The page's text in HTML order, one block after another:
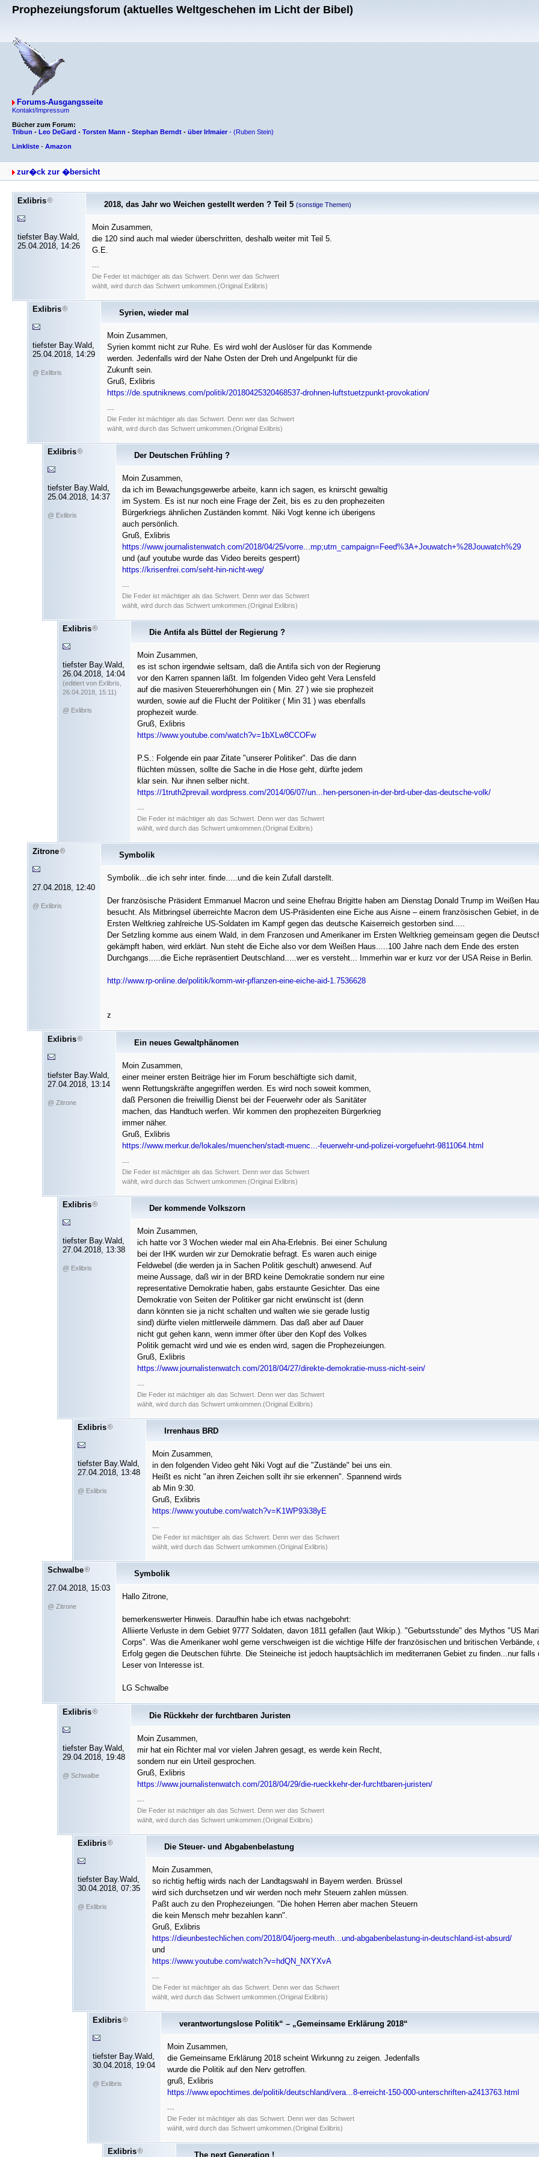
Prophezeiungsforum (aktuelles Weltgeschehen im Licht der Bibel)
Forums-Ausgangsseite
Kontakt/Impressum
Bücher zum Forum:
Tribun - Leo DeGard - Torsten Mann - Stephan Berndt - über Irlmaier - (Ruben Stein)
Linkliste - Amazon
zur�ck zur �bersicht
Exlibris
tiefster Bay.Wald,
25.04.2018, 14:26
2018, das Jahr wo Weichen gestellt werden ? Teil 5 (sonstige Themen)
Moin Zusammen,
die 120 sind auch mal wieder überschritten, deshalb weiter mit Teil 5.
G.E.
---
Die Feder ist mächtiger als das Schwert. Denn wer das Schwert
wählt, wird durch das Schwert umkommen.(Original Exlibris)
Exlibris
tiefster Bay.Wald,
25.04.2018, 14:29
@ Exlibris
Syrien, wieder mal
Moin Zusammen,
Syrien kommt nicht zur Ruhe. Es wird wohl der Auslöser für das Kommende
werden. Jedenfalls wird der Nahe Osten der Dreh und Angelpunkt für die
Zukunft sein.
Gruß, Exlibris
https://de.sputniknews.com/politik/20180425320468537-drohnen-luftstuetzpunkt-provokation/
---
Die Feder ist mächtiger als das Schwert. Denn wer das Schwert
wählt, wird durch das Schwert umkommen.(Original Exlibris)
Exlibris
tiefster Bay.Wald,
25.04.2018, 14:37
@ Exlibris
Der Deutschen Frühling ?
Moin Zusammen,
da ich im Bewachungsgewerbe arbeite, kann ich sagen, es knirscht gewaltig
im System. Es ist nur noch eine Frage der Zeit, bis es zu den prophezeiten
Bürgerkriegs ähnlichen Zuständen kommt. Niki Vogt kenne ich überigens
auch persönlich.
Gruß, Exlibris
https://www.journalistenwatch.com/2018/04/25/vorre...mp;utm_campaign=Feed%3A+Jouwatch+%28Jouwatch%29
und (auf youtube wurde das Video bereits gesperrt)
https://krisenfrei.com/seht-hin-nicht-weg/
---
Die Feder ist mächtiger als das Schwert. Denn wer das Schwert
wählt, wird durch das Schwert umkommen.(Original Exlibris)
Exlibris
tiefster Bay.Wald,
26.04.2018, 14:04
(editiert von Exlibris,
26.04.2018, 15:11)
@ Exlibris
Die Antifa als Büttel der Regierung ?
Moin Zusammen,
es ist schon irgendwie seltsam, daß die Antifa sich von der Regierung
vor den Karren spannen läßt. Im folgenden Video geht Vera Lensfeld
auf die masiven Steuererhöhungen ein ( Min. 27 ) wie sie prophezeit
wurden, sowie auf die Flucht der Politiker ( Min 31 ) was ebenfalls
prophezeit wurde.
Gruß, Exlibris
https://www.youtube.com/watch?v=1bXLw8CCOFw
P.S.: Folgende ein paar Zitate "unserer Politiker". Das die dann
flüchten müssen, sollte die Sache in die Hose geht, dürfte jedem
klar sein. Nur ihnen selber nicht.
https://1truth2prevail.wordpress.com/2014/06/07/un...hen-personen-in-der-brd-uber-das-deutsche-volk/
---
Die Feder ist mächtiger als das Schwert. Denn wer das Schwert
wählt, wird durch das Schwert umkommen.(Original Exlibris)
Zitrone
27.04.2018, 12:40
@ Exlibris
Symbolik
Symbolik...die ich sehr inter. finde.....und die kein Zufall darstellt.
Der französische Präsident Emmanuel Macron und seine Ehefrau Brigitte haben am Dienstag Donald Trump im Weißen
besucht. Als Mitbringsel überreichte Macron dem US-Präsidenten eine Eiche aus Aisne – einem französischen Gebiet, in
Ersten Weltkrieg zahlreiche US-Soldaten im Kampf gegen das deutsche Kaiserreich gestorben sind.....
Der Setzling komme aus einem Wald, in dem Franzosen und Amerikaner im Ersten Weltkrieg gemeinsam gegen die
gekämpft haben, wird erklärt. Nun steht die Eiche also vor dem Weißen Haus.....100 Jahre nach dem Ende des ersten
Durchgangs.....die Eiche repräsentiert Deutschland.....wer es versteht... Immerhin war er kurz vor der USA Reise in Berlin.
http://www.rp-online.de/politik/komm-wir-pflanzen-eine-eiche-aid-1.7536628
z
Exlibris
tiefster Bay.Wald,
27.04.2018, 13:14
@ Zitrone
Ein neues Gewaltphänomen
Moin Zusammen,
einer meiner ersten Beiträge hier im Forum beschäftigte sich damit,
wenn Rettungskräfte angegriffen werden. Es wird noch soweit kommen,
daß Personen die freiwillig Dienst bei der Feuerwehr oder als Sanitäter
machen, das Handtuch werfen. Wir kommen den prophezeiten Bürgerkrieg
immer näher.
Gruß, Exlibris
https://www.merkur.de/lokales/muenchen/stadt-muenc...-feuerwehr-und-polizei-vorgefuehrt-9811064.html
---
Die Feder ist mächtiger als das Schwert. Denn wer das Schwert
wählt, wird durch das Schwert umkommen.(Original Exlibris)
Exlibris
tiefster Bay.Wald,
27.04.2018, 13:38
@ Exlibris
Der kommende Volkszorn
Moin Zusammen,
ich hatte vor 3 Wochen wieder mal ein Aha-Erlebnis. Bei einer Schulung
bei der IHK wurden wir zur Demokratie befragt. Es waren auch einige
Feldwebel (die werden ja in Sachen Politik geschult) anwesend. Auf
meine Aussage, daß wir in der BRD keine Demokratie sondern nur eine
representative Demokratie haben, gabs erstaunte Gesichter. Das eine
Demokratie von Seiten der Politiker gar nicht erwünscht ist (denn
dann könnten sie ja nicht schalten und walten wie sie gerade lustig
sind) dürfte vielen mittlerweile dämmern. Das daß aber auf Dauer
nicht gut gehen kann, wenn immer öfter über den Kopf des Volkes
Politik gemacht wird und wie es enden wird, sagen die Prophezeiungen.
Gruß, Exlibris
https://www.journalistenwatch.com/2018/04/27/direkte-demokratie-muss-nicht-sein/
---
Die Feder ist mächtiger als das Schwert. Denn wer das Schwert
wählt, wird durch das Schwert umkommen.(Original Exlibris)
Exlibris
tiefster Bay.Wald,
27.04.2018, 13:48
@ Exlibris
Irrenhaus BRD
Moin Zusammen,
in den folgenden Video geht Niki Vogt auf die "Zustände" bei uns ein.
Heißt es nicht "an ihren Zeichen sollt ihr sie erkennen". Spannend wirds
ab Min 9:30.
Gruß, Exlibris
https://www.youtube.com/watch?v=K1WP93i38yE
---
Die Feder ist mächtiger als das Schwert. Denn wer das Schwert
wählt, wird durch das Schwert umkommen.(Original Exlibris)
Schwalbe
27.04.2018, 15:03
@ Zitrone
Symbolik
Hallo Zitrone,
bemerkenswerter Hinweis. Daraufhin habe ich etwas nachgebohrt:
Alliierte Verluste in dem Gebiet 9777 Soldaten, davon 1811 gefallen (laut Wikip.). "Geburtsstunde" des Mythos "US
Corps". Was die Amerikaner wohl gerne verschweigen ist die wichtige Hilfe der französischen und britischen Verbände,
Erfolg gegen die Deutschen führte. Die Steineiche ist jedoch hauptsächlich im mediterranen Gebiet zu finden...nur falls
Leser von Interesse ist.
LG Schwalbe
Exlibris
tiefster Bay.Wald,
29.04.2018, 19:48
@ Schwalbe
Die Rückkehr der furchtbaren Juristen
Moin Zusammen,
mir hat ein Richter mal vor vielen Jahren gesagt, es werde kein Recht,
sondern nur ein Urteil gesprochen.
Gruß, Exlibris
https://www.journalistenwatch.com/2018/04/29/die-rueckkehr-der-furchtbaren-juristen/
---
Die Feder ist mächtiger als das Schwert. Denn wer das Schwert
wählt, wird durch das Schwert umkommen.(Original Exlibris)
Exlibris
tiefster Bay.Wald,
30.04.2018, 07:35
@ Exlibris
Die Steuer- und Abgabenbelastung
Moin Zusammen,
so richtig heftig wirds nach der Landtagswahl in Bayern werden. Brüssel
wird sich durchsetzen und wir werden noch mehr Steuern zahlen müssen.
Paßt auch zu den Prophezeiungen. "Die hohen Herren aber machen Steuern
die kein Mensch mehr bezahlen kann".
Gruß, Exlibris
https://dieunbestechlichen.com/2018/04/joerg-meuth...und-abgabenbelastung-in-deutschland-ist-absurd/
und
https://www.youtube.com/watch?v=hdQN_NXYXvA
---
Die Feder ist mächtiger als das Schwert. Denn wer das Schwert
wählt, wird durch das Schwert umkommen.(Original Exlibris)
Exlibris
tiefster Bay.Wald,
30.04.2018, 19:04
@ Exlibris
verantwortungslose Politik“ – „Gemeinsame Erklärung 2018“
Moin Zusammen,
die Gemeinsame Erklärung 2018 scheint Wirkunng zu zeigen. Jedenfalls
wurde die Politik auf den Nerv getroffen.
gruß, Exlibris
https://www.epochtimes.de/politik/deutschland/vera...8-erreicht-150-000-unterschriften-a2413763.html
---
Die Feder ist mächtiger als das Schwert. Denn wer das Schwert
wählt, wird durch das Schwert umkommen.(Original Exlibris)
Exlibris The next Generation !